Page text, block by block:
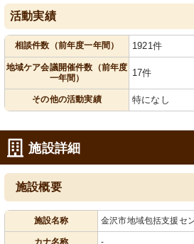
活動実績
相談件数（前年度一年間） 1921件
地域ケア会議開催件数（前年度
一年間）
17件
その他の活動実績 特になし
施設詳細
施設概要
施設名称 金沢市地域包括支援セ